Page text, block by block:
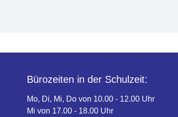
Bürozeiten in der Schulzeit:
Mo, Di, Mi, Do von 10.00 - 12.00 Uhr
Mi von 17.00 - 18.00 Uhr